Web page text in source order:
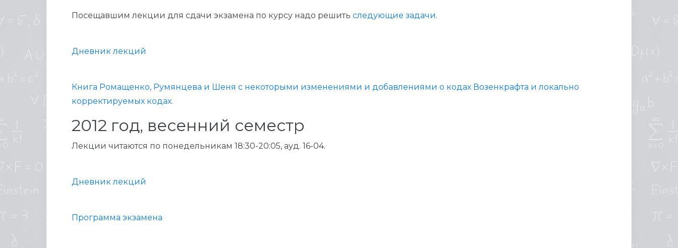
Посещавшим лекции для сдачи экзамена по курсу надо решить следующие задачи.
Дневник лекций
Книга Ромащенко, Румянцева и Шеня с некоторыми изменениями и добавлениями о кодах Возенкрафта и локально
корректируемых кодах.
2012 год, весенний семестр
Лекции читаются по понедельникам 18:30-20:05, ауд. 16-04.
Дневник лекций
Программа экзамена